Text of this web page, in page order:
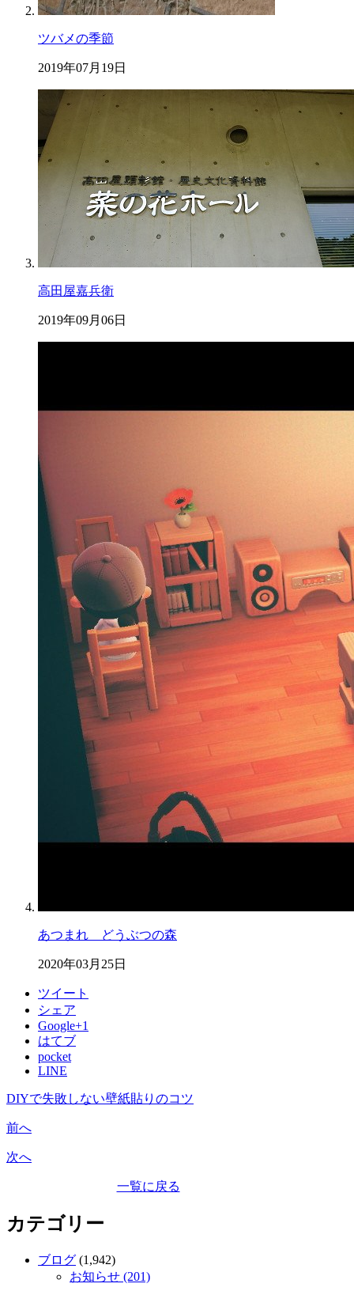
ツバメの季節
2019年07月19日
高田屋嘉兵衛
2019年09月06日
あつまれ どうぶつの森
2020年03月25日
ツイート
シェア
Google+1
はてブ
pocket
LINE
DIYで失敗しない壁紙貼りのコツ
前へ
次へ
一覧に戻る
カテゴリー
ブログ (1,942)
お知らせ (201)